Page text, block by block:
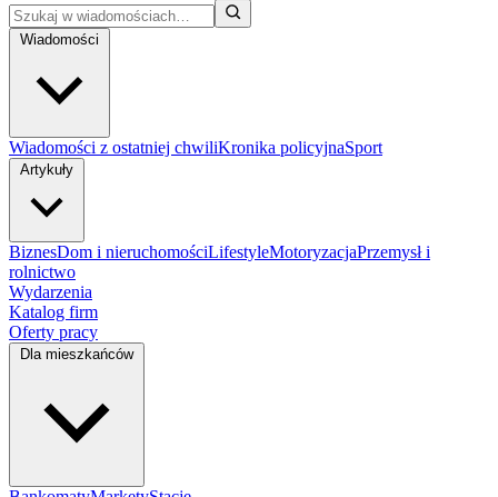
Wiadomości
Wiadomości z ostatniej chwiliKronika policyjnaSport
Artykuły
BiznesDom i nieruchomościLifestyleMotoryzacjaPrzemysł i
rolnictwo
Wydarzenia
Katalog firm
Oferty pracy
Dla mieszkańców